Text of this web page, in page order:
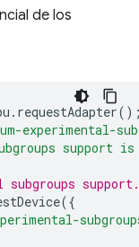
de los
. requestAdapter
experimental-
support
support.
({